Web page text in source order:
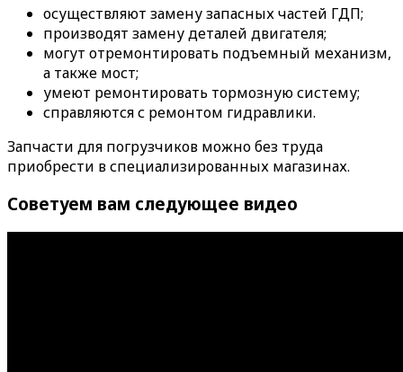
осуществляют замену запасных частей ГДП;
производят замену деталей двигателя;
могут отремонтировать подъемный механизм,
а также мост;
умеют ремонтировать тормозную систему;
справляются с ремонтом гидравлики.
Запчасти для погрузчиков можно без труда
приобрести в специализированных магазинах.
Советуем вам следующее видео